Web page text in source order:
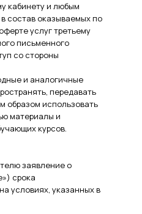
кабинету и любым
состав оказываемых по
услуг третьему
письменного
со стороны
и аналогичные
передавать
образом использовать
материалы и
курсов.
заявление о
срока
условиях, указанных в